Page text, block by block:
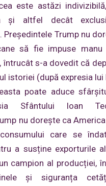
este astăzi
și altfel decât
Președintele Trump nu
să fie impuse manu
întrucât s-a dovedit că
istoriei (după expresia lui
poate aduce
Sfântului Ioan
nu dorește ca
care se
a susține exporturile
campion al producției,
și siguranța